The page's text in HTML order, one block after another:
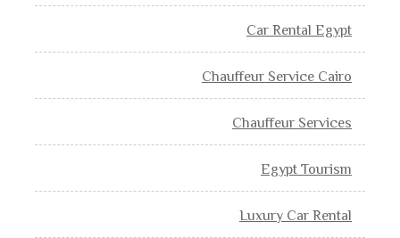
Car Rental Egypt
Chauffeur Service Cairo
Chauffeur Services
Egypt Tourism
Luxury Car Rental